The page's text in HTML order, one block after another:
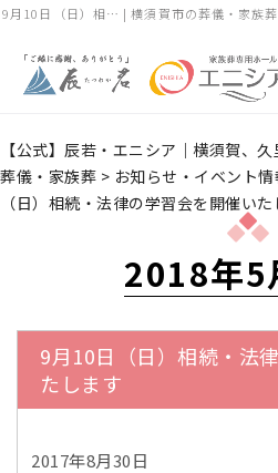
9月10日（日）相… | 横須賀市の葬儀・家族
【公式】辰若・エニシア｜横須賀、
葬儀・家族葬 > お知らせ・イベント情
（日）相続・法律の学習会を開催い
2018年5
9月10日（日）相続・法
たします
2017年8月30日